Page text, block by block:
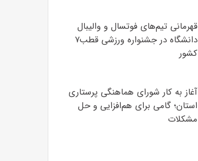
قهرمانی تیم‌های فوتسال و والیبال
دانشگاه در جشنواره ورزشی قطب۷
کشور
آغاز به کار شورای هماهنگی پرستاری
استان؛ گامی برای هم‌افزایی و حل
مشکلات